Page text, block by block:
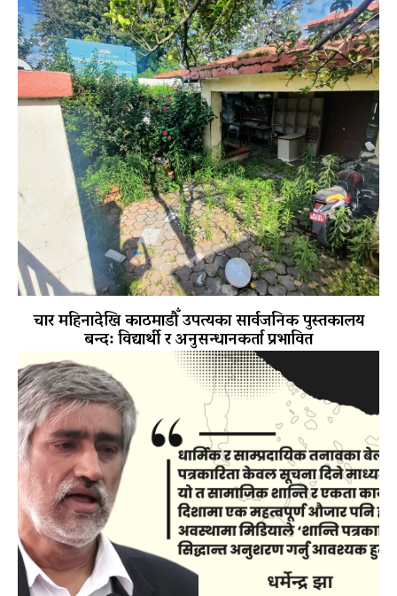
चार महिनादेखि काठमाडौँ उपत्यका सार्वजनिक पुस्तकालय
बन्द: विद्यार्थी र अनुसन्धानकर्ता प्रभावित